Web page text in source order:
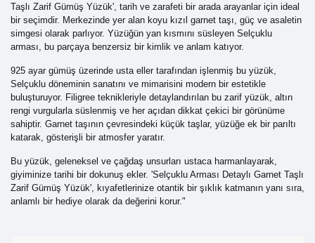
Taşlı Zarif Gümüş Yüzük', tarih ve zarafeti bir arada arayanlar için ideal
bir seçimdir. Merkezinde yer alan koyu kızıl garnet taşı, güç ve asaletin
simgesi olarak parlıyor. Yüzüğün yan kısmını süsleyen Selçuklu
arması, bu parçaya benzersiz bir kimlik ve anlam katıyor.
925 ayar gümüş üzerinde usta eller tarafından işlenmiş bu yüzük,
Selçuklu döneminin sanatını ve mimarisini modern bir estetikle
buluşturuyor. Filigree teknikleriyle detaylandırılan bu zarif yüzük, altın
rengi vurgularla süslenmiş ve her açıdan dikkat çekici bir görünüme
sahiptir. Garnet taşının çevresindeki küçük taşlar, yüzüğe ek bir parıltı
katarak, gösterişli bir atmosfer yaratır.
Bu yüzük, geleneksel ve çağdaş unsurları ustaca harmanlayarak,
giyiminize tarihi bir dokunuş ekler. 'Selçuklu Arması Detaylı Garnet Taşlı
Zarif Gümüş Yüzük', kıyafetlerinize otantik bir şıklık katmanın yanı sıra,
anlamlı bir hediye olarak da değerini korur."